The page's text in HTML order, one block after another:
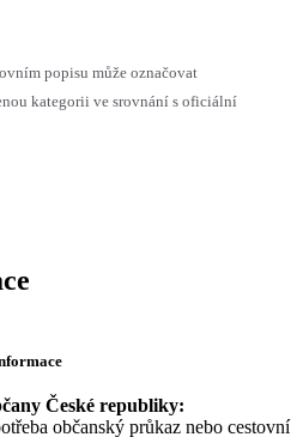
popisu může označovat
kategorii ve srovnání s oficiální
České republiky:
občanský průkaz nebo cestovní